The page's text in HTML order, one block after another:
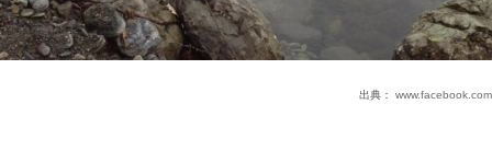
出典： www.facebook.com